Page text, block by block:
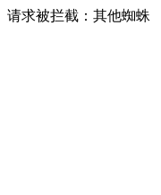
请求被拦截：其他蜘蛛